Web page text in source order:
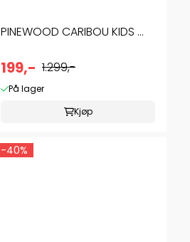
PINEWOOD CARIBOU KIDS ...
199,- 1.299,-
På lager
Kjøp
-40%